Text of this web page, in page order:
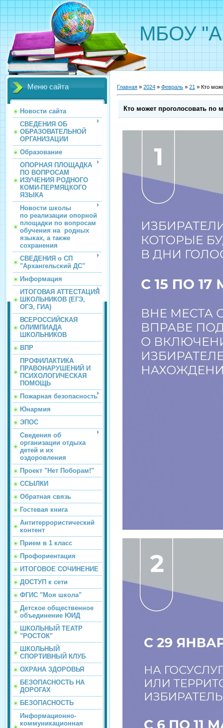
МБОУ
Меню сайта
Новости сайта
СВЕДЕНИЯ ОБ
ОБРАЗОВАТЕЛЬНОЙ
ОРГАНИЗАЦИИ
Образование
ОПОРНАЯ ПЛОЩАДКА
ПО ВОПРОСАМ
ИЗУЧЕНИЯ РОДНОГО
КОМИ-ПЕРМЯЦКОГО
ЯЗЫКА
Новости школы
по реализации опорной
площадки по вопросам
обучения на родных
языках, а также
сохранения
СВЕДЕНИЯ о СП
"Архангельский ДС"
Информация
ИТОГОВАЯ АТТЕСТАЦИЯ
ШКОЛЬНИКОВ (ЕГЭ,
ОГЭ, ГИА)
ВСЕРОССИЙСКАЯ
ОЛИМПИАДА
ШКОЛЬНИКОВ
ВПР
ПРОФИЛАКТИКА
ПРАВОНАРУШЕНИЙ И
ПСИХОЛОГИЧЕСКАЯ
ПОМОЩЬ
Пожарная безопасность
Юнармия
ЭПОС
Сведения об
организации отдыха
детей и их
оздоровления
Проект "Нет Поборам!"
ССЫЛКИ
Обратная связь
Гостевая книга
Антитеррористический
контент
Прием в 1 класс
Профориентация
ИТОГОВОЕ СОЧИНЕНИЕ
ДОСТУП к сети
ФГИС "Моя школа"
Детское общественное
объединение ЮИД
ШКОЛЬНЫЙ ТЕАТР
"РОСТОК"
ШКОЛЬНЫЙ
СПОРТИВНЫЙ КЛУБ
ОХРАНА ЗДОРОВЬЯ
БЕЗОПАСНОСТЬ НА
ДОРОГАХ
БЕЗОПАСНОСТЬ
Информационно-
коммуникационная
Главная » 2024 » Февраль » 21 » Кто
Кто может проголосовать по